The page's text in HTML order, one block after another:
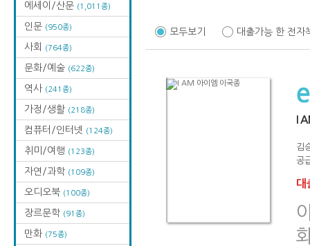
에세이/산문 (1,011종)
인문 (950종)
사회 (764종)
문화/예술 (622종)
역사 (241종)
가정/생활 (218종)
컴퓨터/인터넷 (124종)
취미/여행 (123종)
자연/과학 (109종)
오디오북 (100종)
장르문학 (91종)
만화 (75종)
모두보기 대출가능 한 전자
I
김
공
대